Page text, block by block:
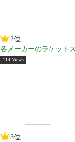
2位
各メーカーのラケット
114 Views
3位